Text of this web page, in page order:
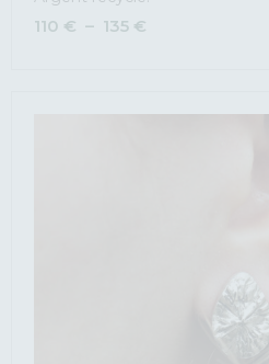
110 € – 135 €